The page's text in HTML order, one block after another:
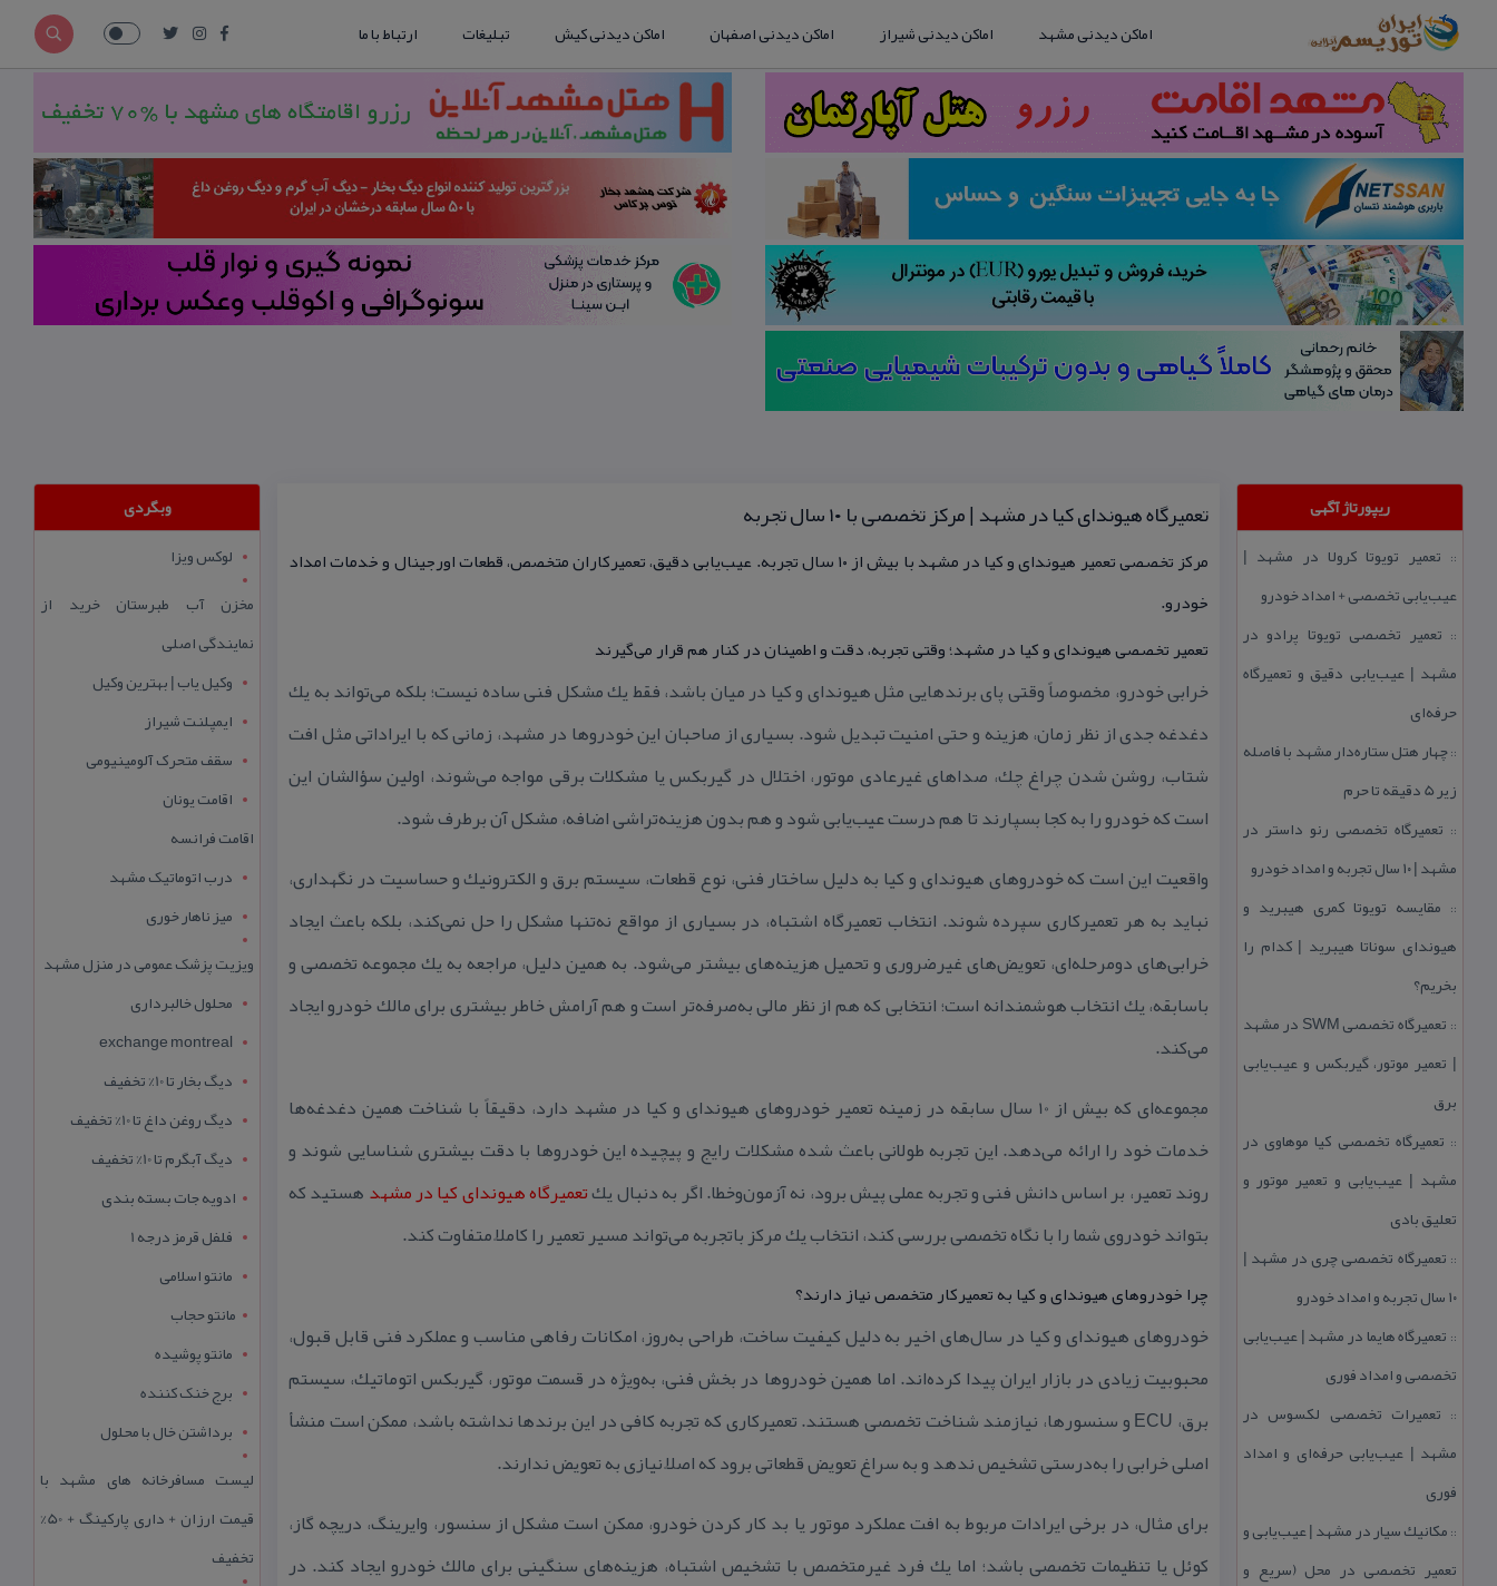
اماکن دیدنی مشهد اماکن دیدنی شیراز اماکن دیدنی اصفهان اماکن دیدنی کیش تبلیغات ارتباط با ما
ریپورتاژ آگهی
:: تعمیر تویوتا كرولا در مشهد |
عیب‌یابی تخصصی + امداد خودرو
:: تعمیر تخصصی تویوتا پرادو در
مشهد | عیب‌یابی دقیق و تعمیرگاه
حرفه‌ای
::چهار هتل‌ ستاره‌دار مشهد با فاصله
زیر 5 دقیقه تا حرم
:: تعمیرگاه تخصصی رنو داستر در
مشهد | ۱۰ سال تجربه و امداد خودرو
:: مقایسه تویوتا كمری هیبرید و
هیوندای سوناتا هیبرید | كدام را
بخریم؟
::
تعمیرگاه تخصصی SWM در مشهد
| تعمیر موتور، گیربكس و عیب‌یابی
برق
:: تعمیرگاه تخصصی كیا موهاوی در
مشهد | عیب‌یابی و تعمیر موتور و
تعلیق بادی
:: تعمیرگاه تخصصی چری در مشهد |
۱۰ سال تجربه و امداد خودرو
:: تعمیرگاه هایما در مشهد | عیب‌یابی
تخصصی و امداد فوری
:: تعمیرات تخصصی لكسوس در
مشهد | عیب‌یابی حرفه‌ای و امداد
فوری
:: مكانیك سیار در مشهد | عیب‌یابی و
تعمیر تخصصی در محل (سریع و
تعمیرگاه هیوندای كیا در مشهد | مركز تخصصی با ۱۰ سال تجربه
مركز تخصصی تعمیر هیوندای و كیا در مشهد با بیش از ۱۰ سال تجربه. عیب‌یابی دقیق، تعمیركاران متخصص، قطعات اورجینال و خدمات امداد
خودرو.
تعمیر تخصصی هیوندای و كیا در مشهد؛ وقتی تجربه، دقت و اطمینان در كنار هم قرار می‌گیرند
خرابی خودرو، مخصوصاً وقتی پای برندهایی مثل هیوندای و كیا در میان باشد، فقط یك مشكل فنی ساده نیست؛ بلكه می‌تواند به یك
دغدغه جدی از نظر زمان، هزینه و حتی امنیت تبدیل شود. بسیاری از صاحبان این خودروها در مشهد، زمانی كه با ایراداتی مثل افت
شتاب، روشن شدن چراغ چك، صداهای غیرعادی موتور، اختلال در گیربكس یا مشكلات برقی مواجه می‌شوند، اولین سؤالشان این
است كه خودرو را به كجا بسپارند تا هم درست عیب‌یابی شود و هم بدون هزینه‌تراشی اضافه، مشكل آن برطرف شود.
واقعیت این است كه خودروهای هیوندای و كیا به دلیل ساختار فنی، نوع قطعات، سیستم برق و الكترونیك و حساسیت در نگهداری،
نباید به هر تعمیركاری سپرده شوند. انتخاب تعمیرگاه اشتباه، در بسیاری از مواقع نه‌تنها مشكل را حل نمی‌كند، بلكه باعث ایجاد
خرابی‌های دومرحله‌ای، تعویض‌های غیرضروری و تحمیل هزینه‌های بیشتر می‌شود. به همین دلیل، مراجعه به یك مجموعه تخصصی و
باسابقه، یك انتخاب هوشمندانه است؛ انتخابی كه هم از نظر مالی به‌صرفه‌تر است و هم آرامش خاطر بیشتری برای مالك خودرو ایجاد
می‌كند.
مجموعه‌ای كه بیش از 10 سال سابقه در زمینه تعمیر خودروهای هیوندای و كیا در مشهد دارد، دقیقاً با شناخت همین دغدغه‌ها
خدمات خود را ارائه می‌دهد. این تجربه طولانی باعث شده مشكلات رایج و پیچیده این خودروها با دقت بیشتری شناسایی شوند و
روند تعمیر، بر اساس دانش فنی و تجربه عملی پیش برود، نه آزمون‌وخطا. اگر به دنبال یكتعمیرگاه هیوندای كیا در مشهدهستید كه
بتواند خودروی شما را با نگاه تخصصی بررسی كند، انتخاب یك مركز باتجربه می‌تواند مسیر تعمیر را كاملاً متفاوت كند.
چرا خودروهای هیوندای و كیا به تعمیركار متخصص نیاز دارند؟
خودروهای هیوندای و كیا در سال‌های اخیر به دلیل كیفیت ساخت، طراحی به‌روز، امكانات رفاهی مناسب و عملكرد فنی قابل قبول،
محبوبیت زیادی در بازار ایران پیدا كرده‌اند. اما همین خودروها در بخش فنی، به‌ویژه در قسمت موتور، گیربكس اتوماتیك، سیستم
برق، ECU و سنسورها، نیازمند شناخت تخصصی هستند. تعمیركاری كه تجربه كافی در این برندها نداشته باشد، ممكن است منشأ
اصلی خرابی را به‌درستی تشخیص ندهد و به سراغ تعویض قطعاتی برود كه اصلاً نیازی به تعویض ندارند.
برای مثال، در برخی ایرادات مربوط به افت عملكرد موتور یا بد كار كردن خودرو، ممكن است مشكل از سنسور، وایرینگ، دریچه گاز،
كوئل یا تنظیمات تخصصی باشد؛ اما یك فرد غیرمتخصص با تشخیص اشتباه، هزینه‌های سنگینی برای مالك خودرو ایجاد كند. در
وبگردی
لوکس ویزا
مخزن آب طبرستان خرید از
نمایندگی اصلی
وکیل یاب | بهترین وکیل
ایمپلنت شیراز
سقف متحرک آلومینیومی
اقامت یونان
اقامت فرانسه
درب اتوماتیک مشهد
میز ناهار خوری
ویزیت پزشک عمومی در منزل مشهد
محلول خالبرداری
exchange montreal
دیگ بخار تا 10% تخفیف
دیگ روغن داغ تا 10% تخفیف
دیگ آبگرم تا 10% تخفیف
ادویه جات بسته بندی
فلفل قرمز درجه 1
مانتو اسلامی
مانتو حجاب
مانتو پوشیده
برج خنک کننده
برداشتن خال با محلول
لیست مسافرخانه های مشهد با
قیمت ارزان + داری پارکینگ + 50%
تخفیف